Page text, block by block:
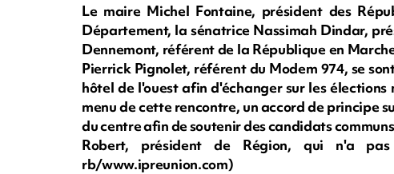
Le maire Michel Fontaine, président des
Département, la sénatrice Nassimah Dindar,
Dennemont, référent de la République en
Pierrick Pignolet, référent du Modem 974, se
hôtel de l'ouest afin d'échanger sur les
menu de cette rencontre, un accord de principe
du centre afin de soutenir des candidats
Robert, président de Région, qui n'a
rb/www.ipreunion.com)